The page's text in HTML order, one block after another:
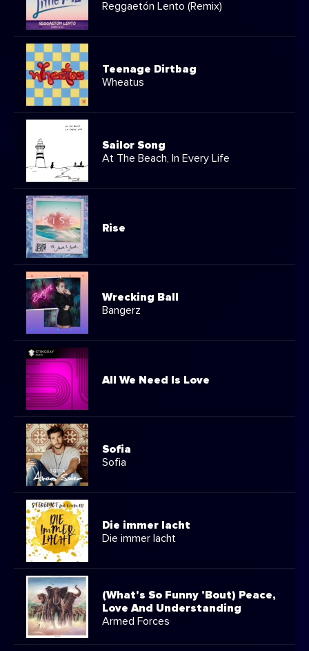
Reggaetón Lento (Remix)
Teenage Dirtbag
Wheatus
Sailor Song
At The Beach, In Every Life
Rise
Wrecking Ball
Bangerz
All We Need Is Love
Sofia
Sofia
Die immer lacht
Die immer lacht
(What's So Funny 'Bout) Peace,
Love And Understanding
Armed Forces